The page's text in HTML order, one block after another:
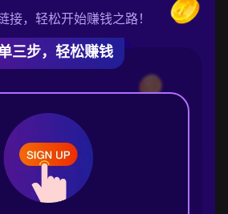
接，轻松开始赚钱之路！
三步，轻松赚钱